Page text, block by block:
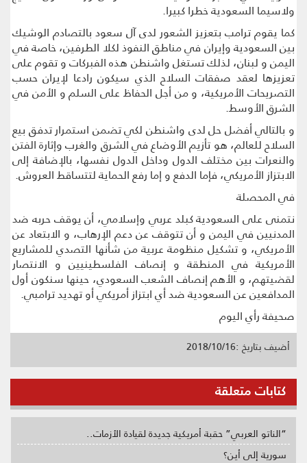
ولاسيما السعودية خطرا كبيرا.
كما يقوم ترامب بتعزيز الشعور لدى آل سعود بالتصادم الوشيك
بين السعودية وإيران في مناطق النفوذ لكلا الطرفين، خاصة في
اليمن و لبنان، لذلك تستغل واشنطن هذه الفبركات و تقوم على
تعزيزها لعقد صفقات السلاح الذي سيكون رادعا لإيران حسب
التصريحات الأمريكية، و من أجل الحفاظ على السلم و الأمن في
الشرق الأوسط.
و بالتالي أفضل حل لدى واشنطن لكي تضمن استمرار تدفق بيع
السلاح للعالم، هو تأزيم الأوضاع في الشرق والغرب وإثارة الفتن
والنعرات بين مختلف الدول وداخل الدول نفسها، بالإضافة إلى
الابتزاز الأمريكي، فإما الدفع و إما رفع الحماية لتتساقط العروش.
في المحصلة
نتمنى على السعودية كبلد عربي وإسلامي، أن يوقف حربه ضد
المدنيين في اليمن و أن تتوقف عن دعم الإرهاب، و الابتعاد عن
الأمريكي، و تشكيل منظومة عربية من شأنها التصدي للمشاريع
الأمريكية في المنطقة و إنصاف الفلسطينيين و الانتصار
لقضيتهم، و الأهم إنصاف الشعب السعودي، حينها سنكون أول
المدافعين عن السعودية ضد أي ابتزاز أمريكي أو تهديد ترامبي.
صحيفة رأي اليوم
أضيف بتاريخ :2018/10/16
كتابات متعلقة
“الناتو العربي” حقبة أمريكية جديدة لقيادة الأزمات..
سورية إلى أين؟